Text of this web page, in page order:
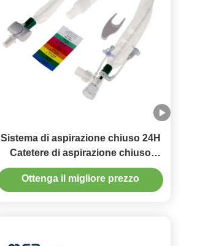
Sistema di aspirazione chiuso 24H
Catetere di aspirazione chiuso
monouso OEM
Ottenga il migliore prezzo